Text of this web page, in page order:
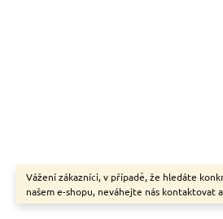
Vážení zákazníci, v případě, že hledáte
našem e-shopu, neváhejte nás kontaktovat